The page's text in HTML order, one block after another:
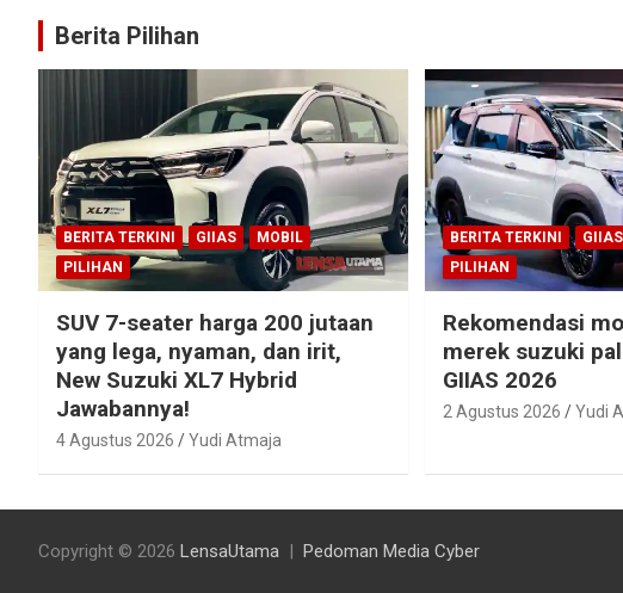
Berita Pilihan
BERITA TERKINI GIIAS
MOBIL
PILIHAN
SUV 7-seater harga 200 jutaan
yang lega, nyaman, dan irit,
New Suzuki XL7 Hybrid
Jawabannya!
4 Agustus 2026 Yudi Atmaja
BERITA TERKINI GIIAS
PILIHAN
Rekomendasi
merek suzuki
GIIAS 2026
2 Agustus 2026 Yudi
Copyright © 2026 LensaUtama Pedoman Media Cyber